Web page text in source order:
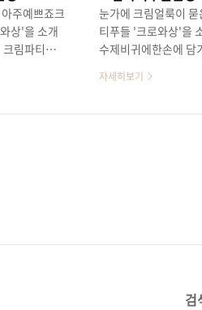
주예쁘죠크
상'을 소개
림파티모색
와상' 친구
에 실내에서
하기에도
눈가에 크림얼룩이
티푸들 '크로와상'을
수제비귀에한손에 담
도 2-3키로 정도로체구
은 영리하고 사람과
진2개월령 사랑둥이
개합니다!브리더클럽
자세히보기
검